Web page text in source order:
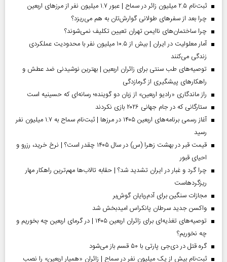
ثبت‌نام ۲.۵ میلیون زائر در سماح | عبور ۱.۷ میلیون نفر از مرز‌های اربعین
چرا بعد از سفرهای طولانی گوارش‌تان به هم می‌ریزد؟
چرا ساختمان‌های ناایمن تهران تعیین تکلیف نمی‌شوند؟
آمار معلولیت در ایران | بیش از ۱۰.۵ میلیون نفر با محدودیت عملکردی
زندگی می‌کنند
توصیه‌های طب سنتی برای زائران اربعین | بهترین نوشیدنی ضد عطش و
راهکارهای پیشگیری از گرمازدگی
راز ماندگاری «رادیو اربعین» از زبان دو گوینده؛ رسانه‌ای که حسینیه است
ستارگانی که در جام جهانی ۲۰۲۶ بازی نکردند
آغاز رسمی برنامه‌های اربعین ۱۴۰۵ در مرز‌ها | ثبت‌نام سماح به ۱.۷ میلیون نفر
رسید
قیمت قبر در بهشت زهرا (س) در سال ۱۴۰۵ چقدر است؟ | نرخ خرید، رزرو و
احیای قبور
چرا گرد و غبار در ایران تشدید شد؟ | حقابه تالاب‌ها مهم‌ترین راهکار مهار
ریزگردهاست
مجازات سنگین برای آدم‌ربایان گوش‌بر
واکسن جدید سرطان پانکراس امیدبخش شد
توصیه‌های تغذیه‌ای برای زائران اربعین ۱۴۰۵ | در گرمای اربعین چه بخوریم و
چه نخوریم؟
گره قتل در دی‌جی پارتی با ۵۰ قسم باز می‌شود
ثبت‌نام بیش از یک میلیون نفر در سماح | زائران «همیار اربعین» را نصب